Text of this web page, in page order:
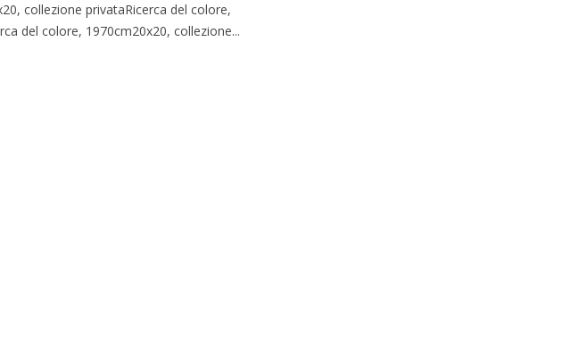
collezione privataRicerca del colore,
del colore, 1970cm20x20, collezione...